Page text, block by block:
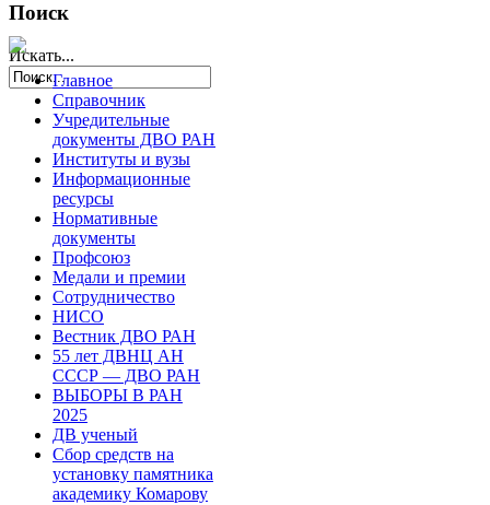
Поиск
Искать...
Главное
Справочник
Учредительные
документы ДВО РАН
Институты и вузы
Информационные
ресурсы
Нормативные
документы
Профсоюз
Медали и премии
Сотрудничество
НИСО
Вестник ДВО РАН
55 лет ДВНЦ АН
СССР — ДВО РАН
ВЫБОРЫ В РАН
2025
ДВ ученый
Сбор средств на
установку памятника
академику Комарову